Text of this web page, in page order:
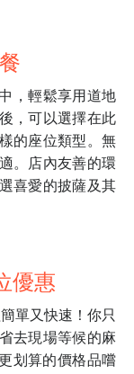
，輕鬆享用道地
，可以選擇在此
的座位類型。無
。店內友善的環
喜愛的披薩及其
優惠
單又快速！你只
去現場等候的麻
划算的價格品嚐